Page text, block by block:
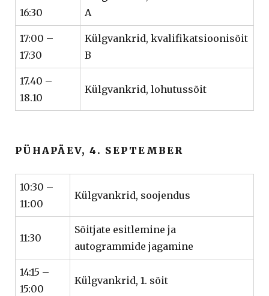
16:30
A
17:00 –
17:30
Külgvankrid, kvalifikatsioonisõit
B
17.40 –
18.10
Külgvankrid, lohutussõit
PÜHAPÄEV, 4. SEPTEMBER
10:30 –
11:00
Külgvankrid, soojendus
11:30
Sõitjate esitlemine ja
autogrammide jagamine
14:15 –
15:00
Külgvankrid, 1. sõit